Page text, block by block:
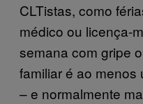
CLTistas, como
médico ou licença-
semana com gripe
familiar é ao menos
– e normalmente